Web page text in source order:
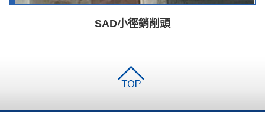
SAD小徑銷削頭